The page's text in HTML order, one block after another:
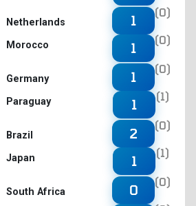
Netherlands
Morocco
1
(0)
1
(0)
Germany
Paraguay
1
(0)
1
(1)
Brazil
Japan
2
(0)
1
(1)
South Africa
0
(0)